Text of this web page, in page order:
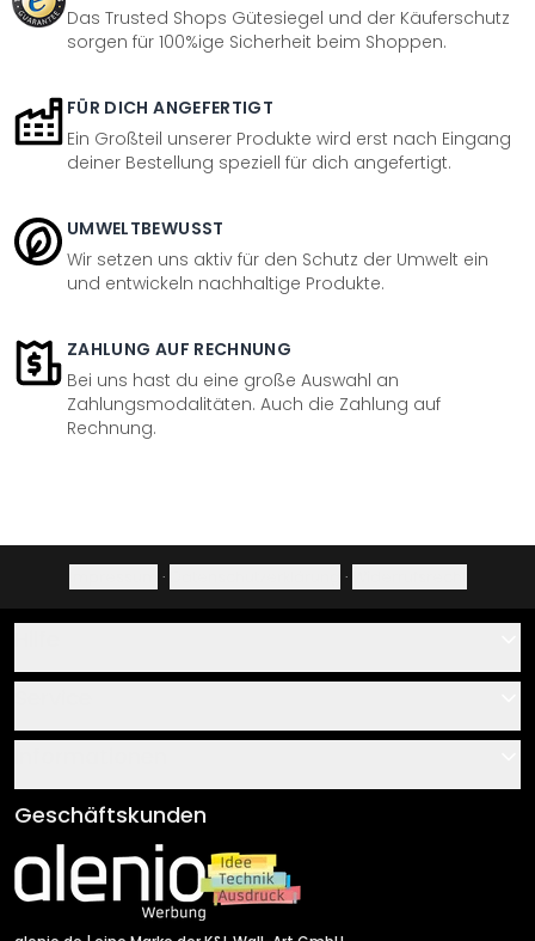
Das Trusted Shops Gütesiegel und der Käuferschutz
sorgen für 100%ige Sicherheit beim Shoppen.
FÜR DICH ANGEFERTIGT
Ein Großteil unserer Produkte wird erst nach Eingang
deiner Bestellung speziell für dich angefertigt.
UMWELTBEWUSST
Wir setzen uns aktiv für den Schutz der Umwelt ein
und entwickeln nachhaltige Produkte.
ZAHLUNG AUF RECHNUNG
Bei uns hast du eine große Auswahl an
Zahlungsmodalitäten. Auch die Zahlung auf
Rechnung.
· ·
Über uns
Klebe- und Montageanleitungen
Newsletter An-/Abmeldung
Sendungsverfolgung
AGB
Impressum
Versand & Zahlung
Rücksendung
Geschäftskunden